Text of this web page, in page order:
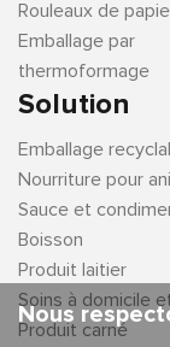
Rouleaux de
Emballage par
thermoformage
Solution
Emballage
Nourriture pour
Sauce et
Boisson
Produit laitier
Soins à domicile
Produit carné
Nous